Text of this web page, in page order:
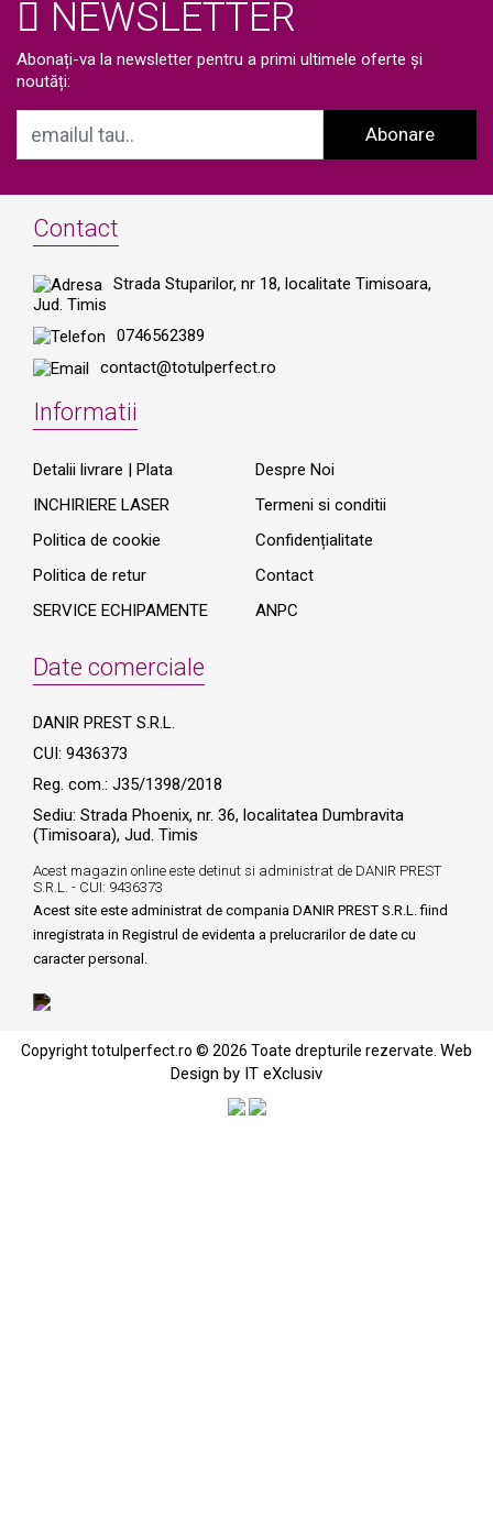
NEWSLETTER
Abonați-va la newsletter pentru a primi ultimele oferte și
noutăți:
Abonare
Contact
Strada Stuparilor, nr 18, localitate Timisoara,
Jud. Timis
0746562389
contact@totulperfect.ro
Informatii
Detalii livrare | Plata
INCHIRIERE LASER
Politica de cookie
Politica de retur
SERVICE ECHIPAMENTE
Despre Noi
Termeni si conditii
Confidențialitate
Contact
ANPC
Date comerciale
DANIR PREST S.R.L.
CUI: 9436373
Reg. com.: J35/1398/2018
Sediu: Strada Phoenix, nr. 36, localitatea Dumbravita
(Timisoara), Jud. Timis
Acest magazin online este detinut si administrat de DANIR PREST
S.R.L. - CUI: 9436373
Acest site este administrat de compania DANIR PREST S.R.L. fiind
inregistrata in Registrul de evidenta a prelucrarilor de date cu
caracter personal.
Copyright totulperfect.ro © 2026 Toate drepturile rezervate. Web
Design by IT eXclusiv